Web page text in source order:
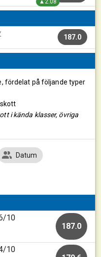
▲2.08
187.0
fördelat på följande typer
i kända klasser, övriga
Datum
10
187.0
10